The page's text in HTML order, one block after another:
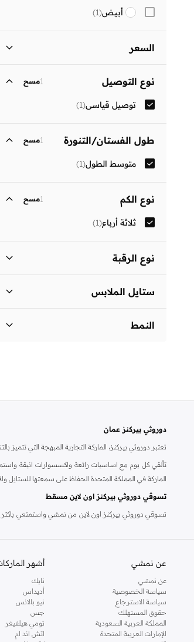
أبيض(
1
)
السعر
ر.ع
انطلق
نوع التوصيل 1مسح
توصيل قياسي(
1
)
طول الفستان/التنورة 1مسح
متوسط الطول(
1
)
نوع الكم 1مسح
ثلاثة أرباع(
1
)
نوع الرقبة
ستايل الملابس
النمط
دوروثي بيركنز عمان
تعتبر دوروثي بيركنز، الماركة التجارية المبهجة التي
تألقي كل يوم مع اساسيات رائعة واكسسوارات انيقة
الماركة في المملكة المتحدة الحفاظ على سمعتها
تسوقي دوروثي بيركنز اون لاين مسقط
تسوقي دوروثي بيركنز اون لاين من نمشي واستمتعي
عن نمشي
عن نمشي
سياسة الخصوصية
سياسة الاسترجاع
حقوق المستهلك
المملكة العربية السعودية
الإمارات العربية المتحدة
أشهر
نايك
أديداس
نيو بالانس
جس
تومي هيلفيغر
اتش اند ام